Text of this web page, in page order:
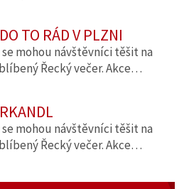
TO RÁD V PLZNI
mohou návštěvníci těšit na
Řecký večer. Akce…
mohou návštěvníci těšit na
Řecký večer. Akce…